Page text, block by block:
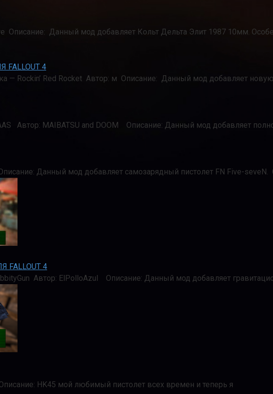
Описание: Данный мод добавляет Кольт Дельта Элит 1987 10мм.
FALLOUT 4
— Rockin’ Red Rocket Автор: м Описание: Данный мод добавляет
Автор: MAIBATSU and DOOM Описание: Данный мод добавляет
Данный мод добавляет самозарядный пистолет FN Five-
FALLOUT 4
Автор: ElPolloAzul Описание: Данный мод добавляет
HK45 мой любимый пистолет всех времен и теперь я